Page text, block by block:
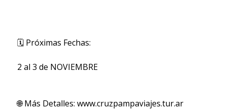
🗓 Próximas Fechas:
2 al 3 de NOVIEMBRE
🌐 Más Detalles: www.cruzpampaviajes.tur.ar